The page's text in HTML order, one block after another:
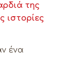
της
ιστορίες
ένα